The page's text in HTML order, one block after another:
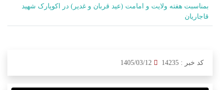
بمناسبت هفته ولایت و امامت (عید قربان و غدیر) در اکوپارک شهید
قاجاریان
کد خبر : 14235
1405/03/12